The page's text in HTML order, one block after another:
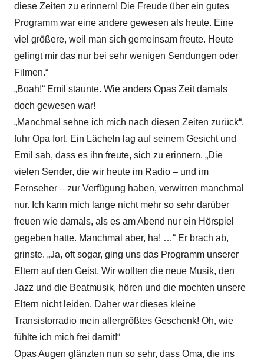
diese Zeiten zu erinnern! Die Freude über ein gutes
Programm war eine andere gewesen als heute. Eine
viel größere, weil man sich gemeinsam freute. Heute
gelingt mir das nur bei sehr wenigen Sendungen oder
Filmen.“
„Boah!“ Emil staunte. Wie anders Opas Zeit damals
doch gewesen war!
„Manchmal sehne ich mich nach diesen Zeiten zurück“,
fuhr Opa fort. Ein Lächeln lag auf seinem Gesicht und
Emil sah, dass es ihn freute, sich zu erinnern. „Die
vielen Sender, die wir heute im Radio – und im
Fernseher – zur Verfügung haben, verwirren manchmal
nur. Ich kann mich lange nicht mehr so sehr darüber
freuen wie damals, als es am Abend nur ein Hörspiel
gegeben hatte. Manchmal aber, ha! …“ Er brach ab,
grinste. „Ja, oft sogar, ging uns das Programm unserer
Eltern auf den Geist. Wir wollten die neue Musik, den
Jazz und die Beatmusik, hören und die mochten unsere
Eltern nicht leiden. Daher war dieses kleine
Transistorradio mein allergrößtes Geschenk! Oh, wie
fühlte ich mich frei damit!“
Opas Augen glänzten nun so sehr, dass Oma, die ins